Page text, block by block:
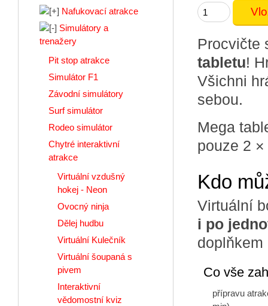
Procvičte
tabletu!
Všichni
sebou.
Mega
pouze 2 ×
Kdo
Virtuální
i po
doplňkem
Co vše
přípravu
Nafukovací atrakce
Simulátory a
trenažery
Pit stop atrakce
Simulátor F1
Závodní simulátory
Surf simulátor
Rodeo simulátor
Chytré interaktivní
atrakce
Virtuální vzdušný
hokej - Neon
Ovocný ninja
Dělej hudbu
Virtuální Kulečník
Virtuální šoupaná s
pivem
Interaktivní
vědomostní kviz